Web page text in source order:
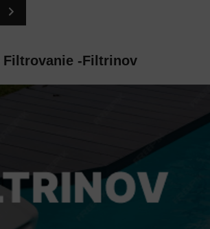
Filtrovanie -Filtrinov